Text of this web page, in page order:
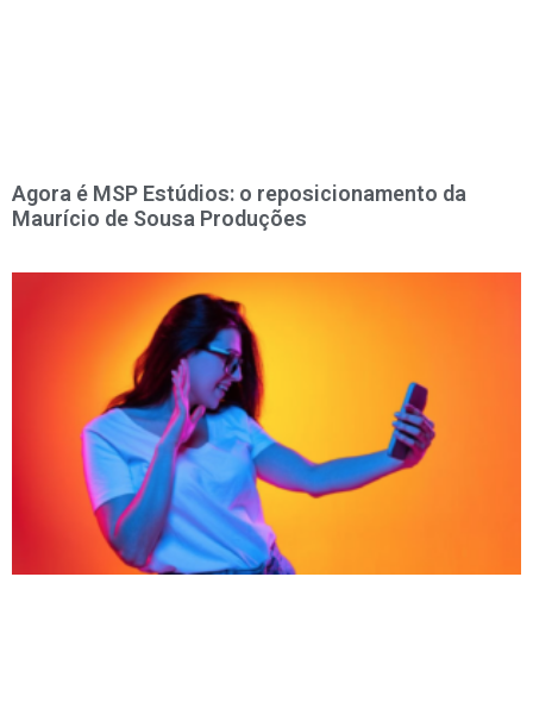
Agora é MSP Estúdios: o reposicionamento da
Maurício de Sousa Produções